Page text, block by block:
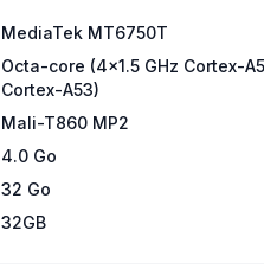
MediaTek MT6750T
Octa-core (4x1.5 GHz Cortex-
Cortex-A53)
Mali-T860 MP2
4.0 Go
32 Go
32GB